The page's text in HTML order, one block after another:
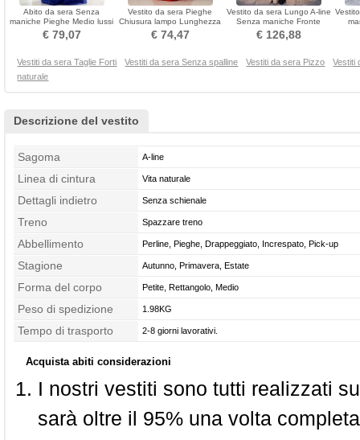
Abito da sera Senza
maniche Pieghe Medio lussi
Lunghezza piano
€ 79,07
Vestito da sera Pieghe
Chiusura lampo Lunghezza
piano Senza maniche
€ 74,47
Vestito da sera Lungo A-line
Senza maniche Fronte
anteriore Profondo scollo a
v
€ 126,88
Vestiti da sera Taglie Forti Vestiti da sera Senza spalline Vestiti da sera Pizzo
Vestiti
naturale
Descrizione del vestito
Sagoma A-line
Linea di cintura Vita naturale
Dettagli indietro Senza schienale
Treno Spazzare treno
Abbellimento Perline, Pieghe, Drappeggiato, Increspato, Pick-up
Stagione Autunno, Primavera, Estate
Forma del corpo Petite, Rettangolo, Medio
Peso di spedizione 1.98KG
Tempo di trasporto 2-8 giorni lavorativi.
Acquista abiti considerazioni
I nostri vestiti sono tutti realizzati
sarà oltre il 95% una volta